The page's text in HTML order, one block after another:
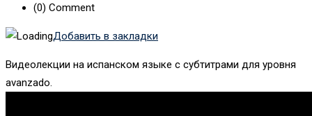
(0) Comment
Добавить в закладки
Видеолекции на испанском языке с субтитрами для уровня
avanzado.